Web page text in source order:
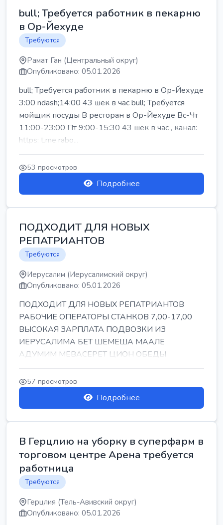
bull; Требуется работник в пекарню
в Ор-Йехуде
Требуются
Рамат Ган (Центральный округ)
Опубликовано: 05.01.2026
bull; Требуется работник в пекарню в Ор-Йехуде
3:00 ndash;14:00 43 шек в час bull; Требуется
мойщик посуды В ресторан в Ор-Йехуде Вс-Чт
11:00-23:00 Пт 9:00-15:30 43 шек в час , канал:
https: t.me rabo...
53 просмотров
Подробнее
ПОДХОДИТ ДЛЯ НОВЫХ
РЕПАТРИАНТОВ
Требуются
Иерусалим (Иерусалимский округ)
Опубликовано: 05.01.2026
ПОДХОДИТ ДЛЯ НОВЫХ РЕПАТРИАНТОВ
РАБОЧИЕ ОПЕРАТОРЫ СТАНКОВ 7,00-17,00
ВЫСОКАЯ ЗАРПЛАТА ПОДВОЗКИ ИЗ
ИЕРУСАЛИМА БЕТ ШЕМЕША МААЛЕ
АДУМИМ МЕВАСЕРЕТ ЦИОН ОБЕДЫ
ПОДАРКИ КОРПОРАТИВЫ ИНГА
57 просмотров
Подробнее
В Герцлию на уборку в суперфарм в
торговом центре Арена требуется
работница
Требуются
Герцлия (Тель-Авивский округ)
Опубликовано: 05.01.2026